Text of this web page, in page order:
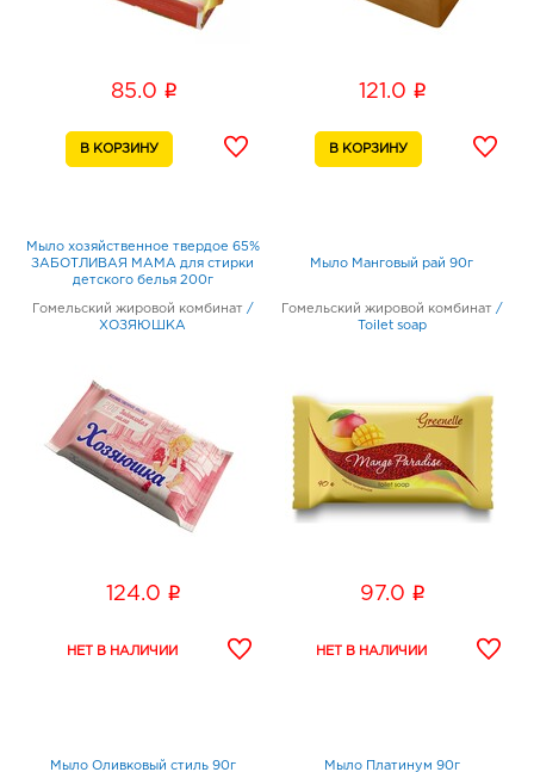
85.0 i 121.0 i
Мыло хозяйственное твердое 65%
ЗАБОТЛИВАЯ МАМА для стирки
детского белья 200г
Гомельский жировой комбинат /
ХОЗЯЮШКА
124.0 i
Мыло Манговый рай 90г
Гомельский жировой комбинат /
Toilet soap
97.0 i
Мыло Оливковый стиль 90г Мыло Платинум 90г